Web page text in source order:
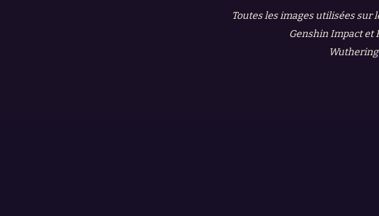
Toutes les images utilisées sur
Genshin Impact et